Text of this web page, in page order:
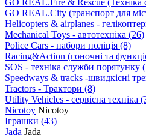
GO REAL.Fire & Rescue (Техніка
GO REAL.City (транспорт для
Helicopters & airplanes -
Mechanical Toys - автотехніка (26)
Police Cars - набори поліція (8)
Racing&Action (гоночні та
SOS - техніка служби порятунку
Speedways & tracks -швидкісні
Tractors - Трактори (8)
Utility Vehicles - сервісна техніка
Nicotoy Nicotoy
Іграшки (43)
Jada Jada